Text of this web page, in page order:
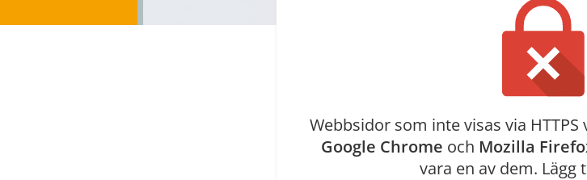
Webbsidor som inte visas via HTTPS
Google Chrome och Mozilla
vara en av dem. Lägg